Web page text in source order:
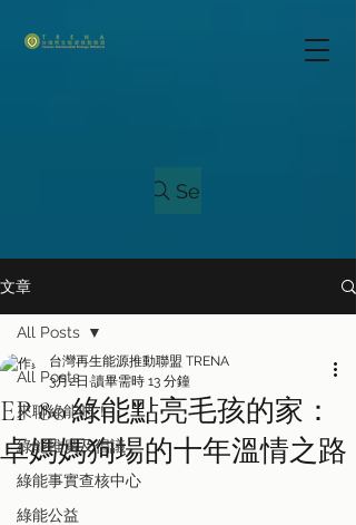
Search
文章
All Posts
來聊綠能吧！
綠能推廣及倡議
綠能事實查核中心
綠能公益
All Posts
EP 80 綠能點亮毛孩的家：
卓媽媽狗場的十年溫情之路
台灣再生能源推動聯盟 TRENA
3月2日 讀畢需時 13 分鐘